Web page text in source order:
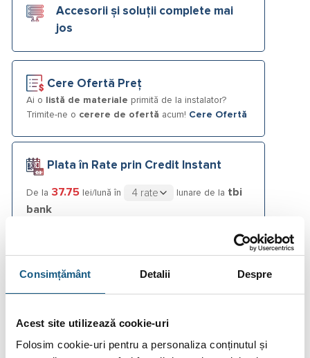
Consimțământ Detalii Despre
Acest site utilizează cookie-uri
Folosim cookie-uri pentru a personaliza conținutul și
Accesorii și soluții complete mai
jos
Cere Ofertă Preț
Ai o listă de materiale primită de la instalator?
Trimite-ne o cerere de ofertă acum! Cere Ofertă
Plata în Rate prin Credit Instant
De la 37.75 lei/lună în lunare de la tbi
bank
Fotografiile produselor au caracter informativ și pot
conține accesorii neincluse în pachetele standard. De